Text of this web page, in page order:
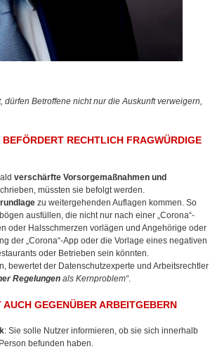
Betroffene nicht nur die Auskunft verweigern,
RECHTLICH FRAGWÜRDIGE
verschärfte Vorsorgemaßnahmen und
müssten sie befolgt werden.
zu weitergehenden Auflagen kommen. So
ausfüllen, die nicht nur nach einer „Corona“-
oder Halsschmerzen vorlägen und Angehörige oder
der „Corona“-App oder die Vorlage eines negativen
oder Betrieben sein könnten.
bewertet der Datenschutzexperte und Arbeitsrechtler
Regelungen als Kernproblem“.
GEGENÜBER ARBEITGEBERN
: Sie solle Nutzer informieren, ob sie sich innerhalb
befunden haben.